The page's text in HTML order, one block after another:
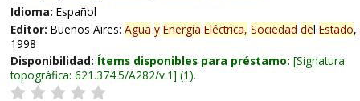
Idioma: Español
Editor: Buenos Aires: Agua y Energía Eléctrica, Sociedad del Estado,
1998
Disponibilidad: Ítems disponibles para préstamo: Signatura
topográfica: 621.374.5/A282/v.1 (1).